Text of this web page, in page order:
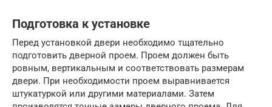
Подготовка к установке
Перед установкой двери необходимо тщательно
подготовить дверной проем. Проем должен быть
ровным, вертикальным и соответствовать размерам
двери. При необходимости проем выравнивается
штукатуркой или другими материалами. Затем